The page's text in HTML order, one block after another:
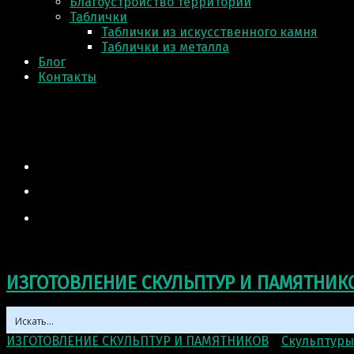
Таблички
Таблички из искусственного камня
Таблички из металла
Блог
Контакты
ИЗГОТОВЛЕНИЕ СКУЛЬПТУР И
ИЗГОТОВЛЕНИЕ СКУЛЬПТУР И ПАМЯТНИКОВ